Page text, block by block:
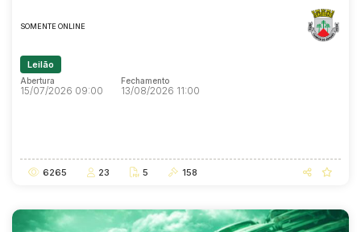
SOMENTE ONLINE
Leilão
Abertura
15/07/2026 09:00
Fechamento
13/08/2026 11:00
6265 23 5 158